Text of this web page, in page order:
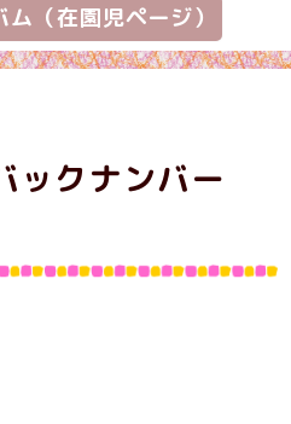
ム（在園児ページ）
ックナンバー